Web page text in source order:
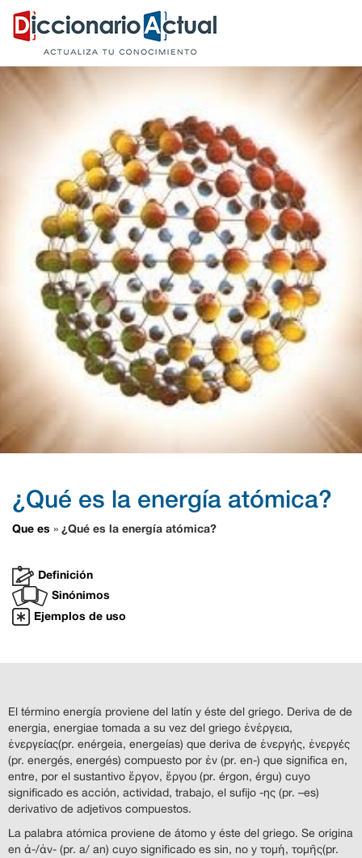
¿Qué es la energía atómica?
Que es » ¿Qué es la energía atómica?
Definición
Sinónimos
Ejemplos de uso
El término energía proviene del latín y éste del griego. Deriva de de
energia, energiae tomada a su vez del griego ἐνέργεια,
ἐνεργείας(pr. enérgeia, energeías) que deriva de ἐνεργής, ἐνεργές
(pr. energés, energés) compuesto por ἐν (pr. en-) que significa en,
entre, por el sustantivo ἔργον, ἔργου (pr. érgon, érgu) cuyo
significado es acción, actividad, trabajo, el sufijo -ης (pr. –es)
derivativo de adjetivos compuestos.
La palabra atómica proviene de átomo y éste del griego. Se origina
en ἀ-/ἀν- (pr. a/ an) cuyo significado es sin, no y τομή, τομῆς(pr.